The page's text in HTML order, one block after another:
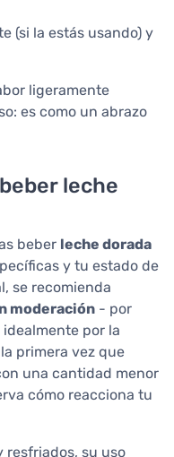
(si la estás usando) y
ligeramente
es como un abrazo
leche
beber leche dorada
y tu estado de
se recomienda
moderación - por
por la
primera vez que
una cantidad menor
cómo reacciona tu
resfriados, su uso